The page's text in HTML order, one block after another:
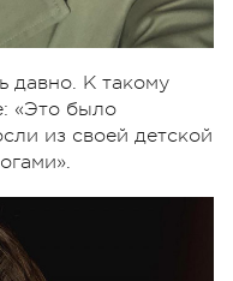
давно. К такому
«Это было
из своей детской